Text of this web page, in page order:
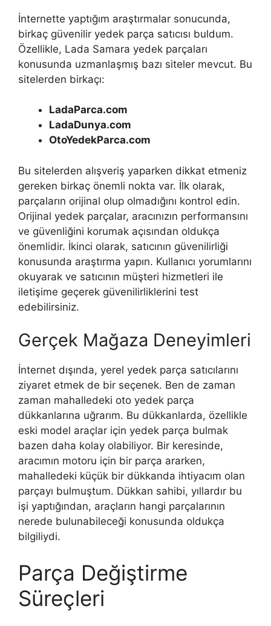
İnternette yaptığım araştırmalar sonucunda,
birkaç güvenilir yedek parça satıcısı buldum.
Özellikle, Lada Samara yedek parçaları
konusunda uzmanlaşmış bazı siteler mevcut. Bu
sitelerden birkaçı:
LadaParca.com
LadaDunya.com
OtoYedekParca.com
Bu sitelerden alışveriş yaparken dikkat etmeniz
gereken birkaç önemli nokta var. İlk olarak,
parçaların orijinal olup olmadığını kontrol edin.
Orijinal yedek parçalar, aracınızın performansını
ve güvenliğini korumak açısından oldukça
önemlidir. İkinci olarak, satıcının güvenilirliği
konusunda araştırma yapın. Kullanıcı yorumlarını
okuyarak ve satıcının müşteri hizmetleri ile
iletişime geçerek güvenilirliklerini test
edebilirsiniz.
Gerçek Mağaza Deneyimleri
İnternet dışında, yerel yedek parça satıcılarını
ziyaret etmek de bir seçenek. Ben de zaman
zaman mahalledeki oto yedek parça
dükkanlarına uğrarım. Bu dükkanlarda, özellikle
eski model araçlar için yedek parça bulmak
bazen daha kolay olabiliyor. Bir keresinde,
aracımın motoru için bir parça ararken,
mahalledeki küçük bir dükkanda ihtiyacım olan
parçayı bulmuştum. Dükkan sahibi, yıllardır bu
işi yaptığından, araçların hangi parçalarının
nerede bulunabileceği konusunda oldukça
bilgiliydi.
Parça Değiştirme
Süreçleri